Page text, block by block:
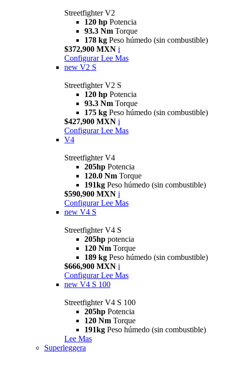
Streetfighter V2
120 hp Potencia
93.3 Nm Torque
178 kg Peso húmedo (sin combustible)
$372,900 MXN i
Configurar Lee Mas
new V2 S
Streetfighter V2 S
120 hp Potencia
93.3 Nm Torque
175 kg Peso húmedo (sin combustible)
$427,900 MXN i
Configurar Lee Mas
V4
Streetfighter V4
205hp Potencia
120.0 Nm Torque
191kg Peso húmedo (sin combustible)
$590,900 MXN i
Configurar Lee Mas
new V4 S
Streetfighter V4 S
205hp potencia
120 Nm Torque
189 kg Peso húmedo (sin combustible)
$666,900 MXN i
Configurar Lee Mas
new V4 S 100
Streetfighter V4 S 100
205hp Potencia
120 Nm Torque
191kg Peso húmedo (sin combustible)
Lee Mas
Superleggera